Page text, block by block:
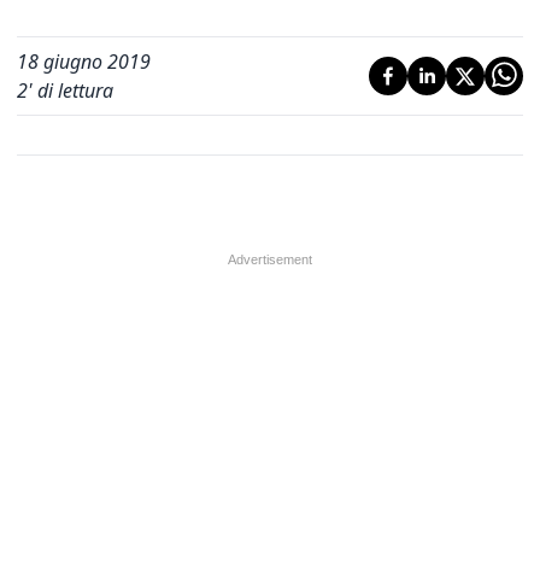
18 giugno 2019
2' di lettura